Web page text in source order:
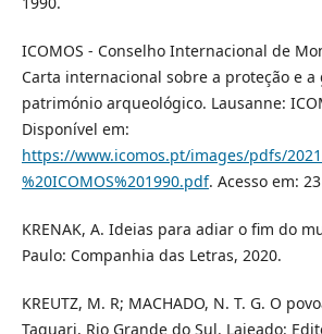
ICOMOS - Conselho Internacional de
Carta internacional sobre a proteção e a
património arqueológico. Lausanne:
Disponível em:
https://www.icomos.pt/images/pdfs/
%20ICOMOS%201990.pdf. Acesso em:
KRENAK, A. Ideias para adiar o fim do
Paulo: Companhia das Letras, 2020.
KREUTZ, M. R; MACHADO, N. T. G. O
Taquari, Rio Grande do Sul. Lajeado: